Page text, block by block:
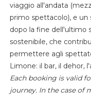
viaggio all'andata
primo spettacolo), e un
dopo la fine dell'ultimo
sostenibile, che
permettere agli
Limone: il bar, il dehor,
Each booking is valid
journey. In the case of